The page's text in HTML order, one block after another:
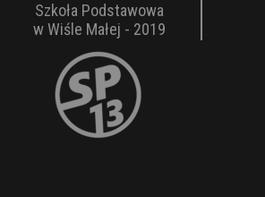
Szkoła Podstawowa
w Wiśle Małej - 2019